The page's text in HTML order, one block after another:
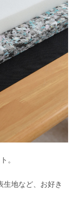
。
生地など、お好き